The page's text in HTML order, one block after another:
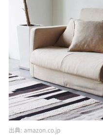
出典: amazon.co.jp